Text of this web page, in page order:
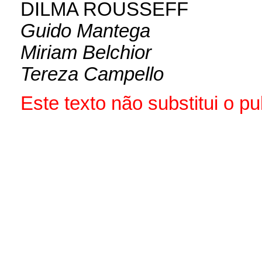
DILMA ROUSSEFF
Guido Mantega
Miriam Belchior
Tereza Campello
Este texto não substitui o